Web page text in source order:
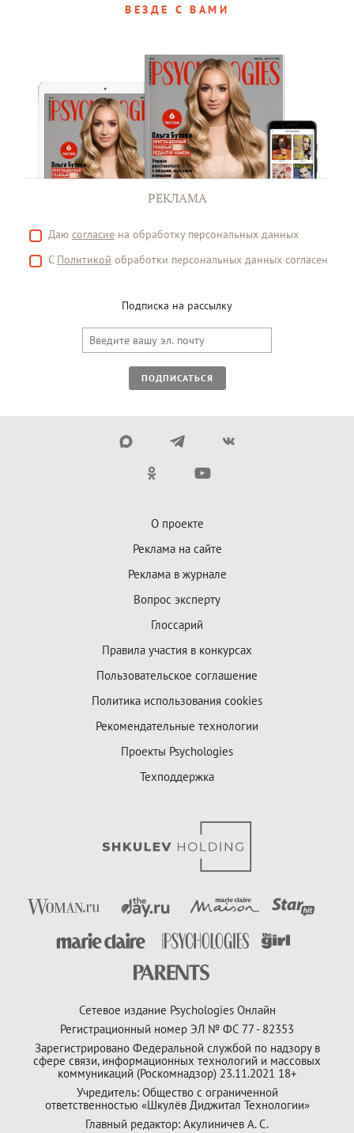
ВЕЗДЕ С ВАМИ
РЕКЛАМА
Даю согласие на обработку персональных данных
С Политикой обработки персональных данных согласен
Подписка на рассылку
ПОДПИСАТЬСЯ
О проекте
Реклама на сайте
Реклама в журнале
Вопрос эксперту
Глоссарий
Правила участия в конкурсах
Пользовательское соглашение
Политика использования cookies
Рекомендательные технологии
Проекты Psychologies
Техподдержка
Сетевое издание Psychologies Онлайн
Регистрационный номер ЭЛ № ФС 77 - 82353
Зарегистрировано Федеральной службой по надзору в
сфере связи, информационных технологий и массовых
коммуникаций (Роскомнадзор) 23.11.2021 18+
Учредитель: Общество с ограниченной
ответственностью «Шкулёв Диджитал Технологии»
Главный редактор: Акулиничев А. С.